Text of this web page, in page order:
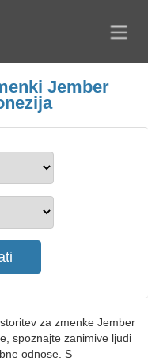
Jember
za zmenke Jember
spoznajte zanimive ljudi
odnose. S